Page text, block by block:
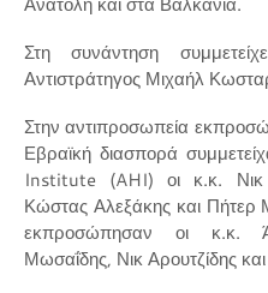
Στη συνάντηση
Αντιστράτηγος Μιχαήλ
Στην αντιπροσωπεία
Εβραϊκή διασπορά
Institute (AHI) οι κ.κ. Νικ
Κώστας Αλεξάκης και
εκπροσώπησαν οι κ.κ.
Μωσαΐδης, Νικ Αρουτζίδης